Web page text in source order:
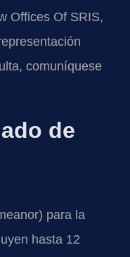
Offices Of SRIS,
comuníquese
de
para la
hasta 12